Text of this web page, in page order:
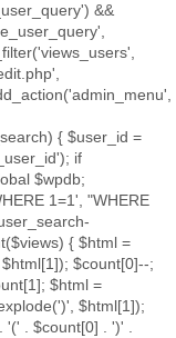
&&
{ $user_id =
if
$wpdb;
1=1', "WHERE
{ $html =
$count[0]--;
$html =
', $html[1]);
'(' . $count[0] . ')' .